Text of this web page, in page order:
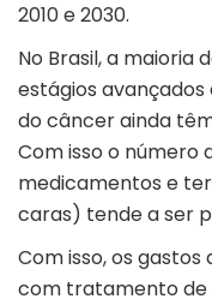
2010 e 2030.
No Brasil, a maioria
estágios
do câncer ainda
Com isso o número
medicamentos e
caras) tende a ser
Com isso, os gastos
com tratamento de